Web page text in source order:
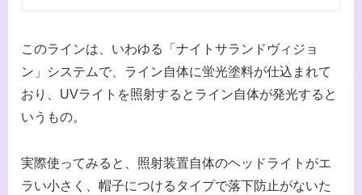
このラインは、いわゆる「ナイトサランドヴィジョ
ン」システムで、ライン自体に蛍光塗料が仕込まれて
おり、UVライトを照射するとライン自体が発光すると
いうもの。
実際使ってみると、照射装置自体のヘッドライトがエ
ラい小さく、帽子につけるタイプで落下防止がないた